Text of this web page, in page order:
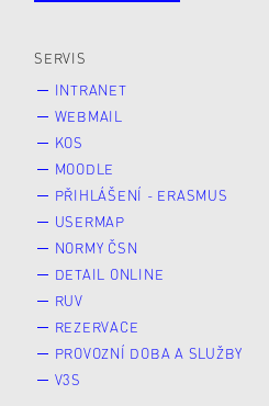
SERVIS
INTRANET
WEBMAIL
KOS
MOODLE
PŘIHLÁŠENÍ - ERASMUS
USERMAP
NORMY ČSN
DETAIL ONLINE
RUV
REZERVACE
PROVOZNÍ DOBA A SLUŽBY
V3S